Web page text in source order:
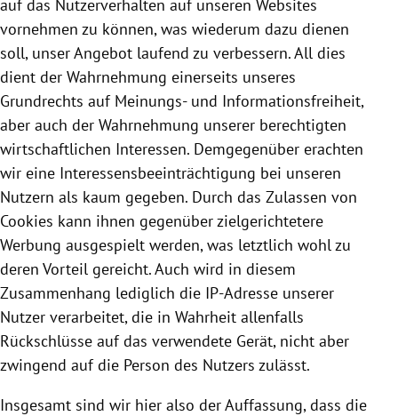
auf das Nutzerverhalten auf unseren Websites
vornehmen zu können, was wiederum dazu dienen
soll, unser Angebot laufend zu verbessern. All dies
dient der Wahrnehmung einerseits unseres
Grundrechts auf Meinungs- und Informationsfreiheit,
aber auch der Wahrnehmung unserer berechtigten
wirtschaftlichen Interessen. Demgegenüber erachten
wir eine Interessensbeeinträchtigung bei unseren
Nutzern als kaum gegeben. Durch das Zulassen von
Cookies kann ihnen gegenüber zielgerichtetere
Werbung ausgespielt werden, was letztlich wohl zu
deren Vorteil gereicht. Auch wird in diesem
Zusammenhang lediglich die IP-Adresse unserer
Nutzer verarbeitet, die in Wahrheit allenfalls
Rückschlüsse auf das verwendete Gerät, nicht aber
zwingend auf die Person des Nutzers zulässt.
Insgesamt sind wir hier also der Auffassung, dass die